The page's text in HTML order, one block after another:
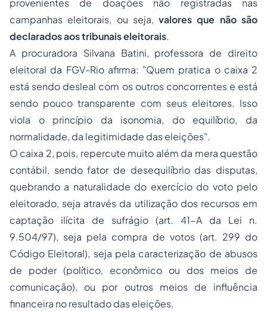
provenientes de doações não registradas nas
campanhas eleitorais, ou seja,valores que não são
declarados aos tribunais eleitorais.
A procuradora Silvana Batini, professora de direito
eleitoral da FGV-Rio afirma: "Quem pratica o caixa 2
está sendo desleal com os outros concorrentes e está
sendo pouco transparente com seus eleitores. Isso
viola o princípio da isonomia, do equilíbrio, da
normalidade, da legitimidade das eleições".
O caixa 2, pois, repercute muito além da mera questão
contábil, sendo fator de desequilíbrio das disputas,
quebrando a naturalidade do exercício do voto pelo
eleitorado, seja através da utilização dos recursos em
captação ilícita de sufrágio (art. 41-A da Lei n.
9.504/97), seja pela compra de votos (art. 299 do
Código Eleitoral), seja pela caracterização de abusos
de poder (político, econômico ou dos meios de
comunicação), ou por outros meios de influência
financeira no resultado das eleições.